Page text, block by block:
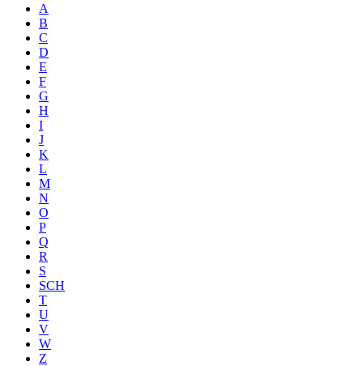
A
B
C
D
E
F
G
H
I
J
K
L
M
N
O
P
Q
R
S
SCH
T
U
V
W
Z